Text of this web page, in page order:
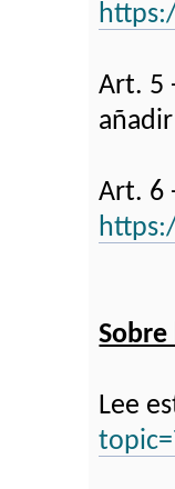
Art. 5
Art. 6
Sobre
Lee